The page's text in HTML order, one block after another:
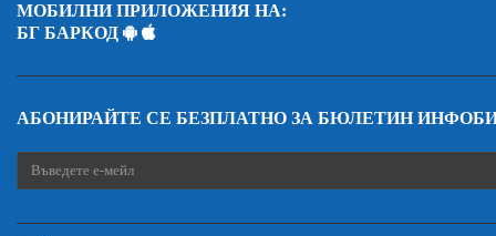
МОБИЛНИ ПРИЛОЖЕНИЯ НА:
БГ БАРКОД
АБОНИРАЙТЕ СЕ БЕЗПЛАТНО ЗА БЮЛЕТИН